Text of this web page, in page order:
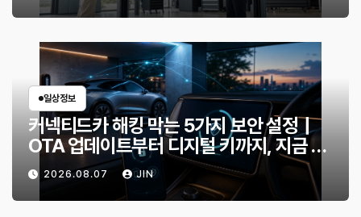
일상정보
커넥티드카 해킹 막는 5가지 보안 설정｜
OTA 업데이트부터 디지털 키까지, 지금 확
인할 것은?
2026.08.07 JIN